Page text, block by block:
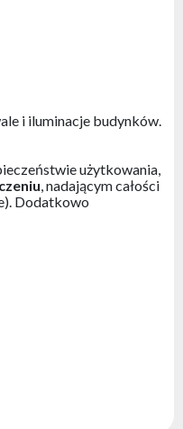
i iluminacje budynków.
użytkowania,
, nadającym całości
Dodatkowo